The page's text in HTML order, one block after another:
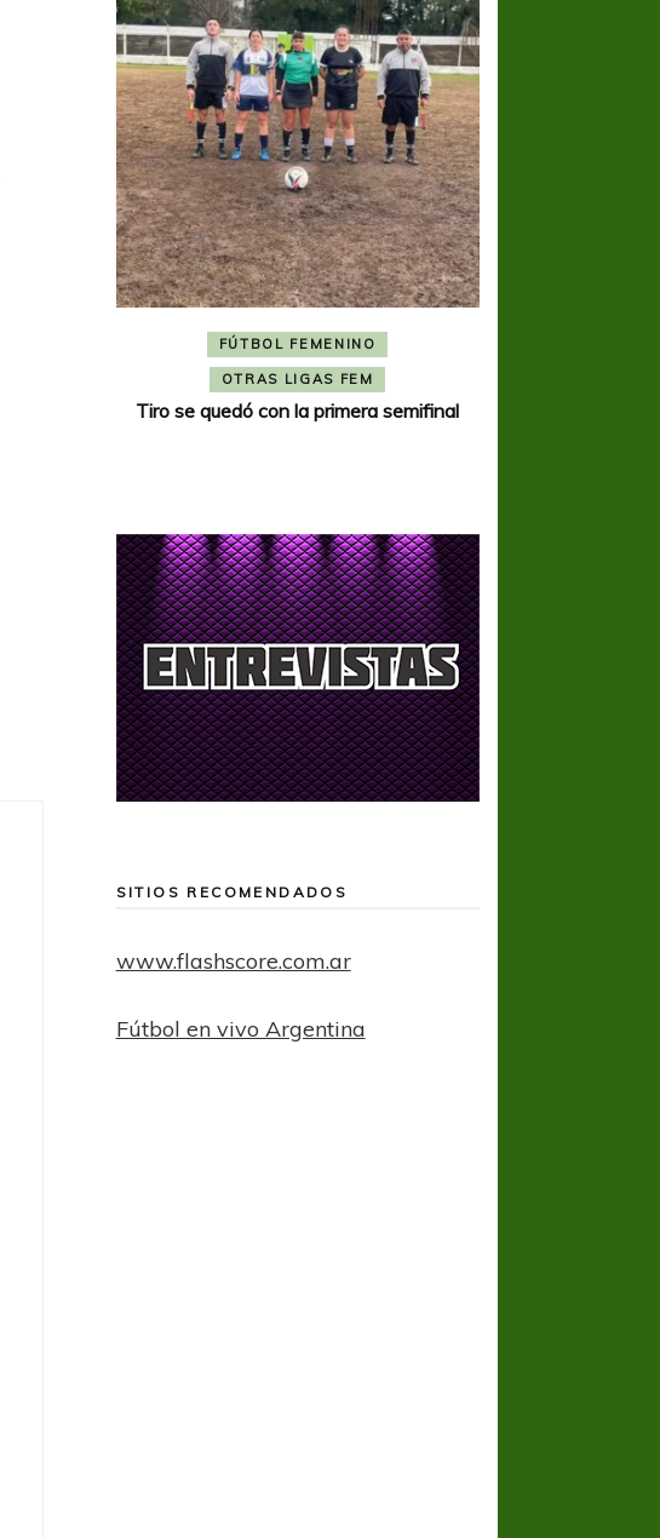
FÚTBOL FEMENINO
OTRAS LIGAS FEM
Tiro se quedó con la primera semifinal
SITIOS RECOMENDADOS
www.flashscore.com.ar
Fútbol en vivo Argentina